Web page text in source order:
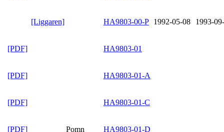
[Liggaren] HA9803-00-P 1992-05-08 1993-
[PDF] HA9803-01
[PDF] HA9803-01-A
[PDF] HA9803-01-C
[PDF] Pomn HA9803-01-D